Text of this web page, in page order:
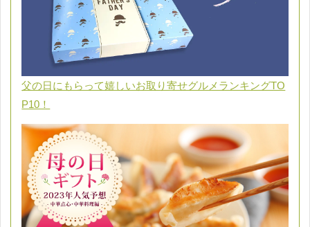
父の日にもらって嬉しいお取り寄せグルメランキングTO
P10！